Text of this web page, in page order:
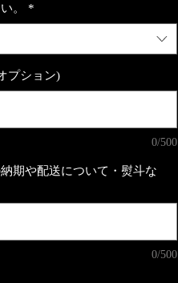
。
*
プション)
0/500
期や配送について・熨斗な
0/500